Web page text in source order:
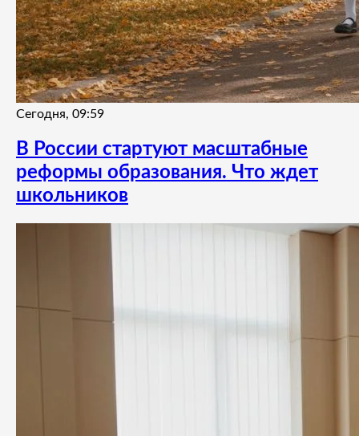
Сегодня, 09:59
В России стартуют масштабные
реформы образования. Что ждет
школьников